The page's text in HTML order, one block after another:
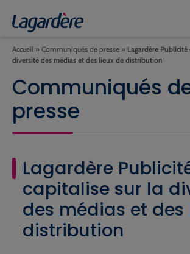
Accueil » Communiqués de presse » Lagardère
diversité des médias et des lieux de distribution
Communiqués
presse
Lagardère
capitalise sur la
des médias et des
distribution